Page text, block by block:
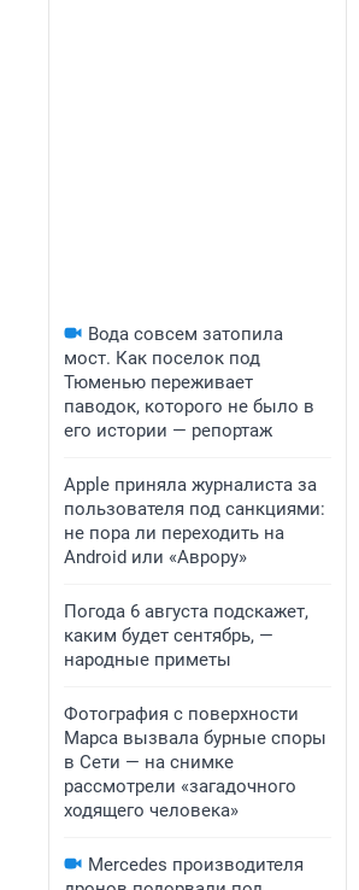
Вода совсем затопила
мост. Как поселок под
Тюменью переживает
паводок, которого не было в
его истории — репортаж
Apple приняла журналиста за
пользователя под санкциями:
не пора ли переходить на
Android или «Аврору»
Погода 6 августа подскажет,
каким будет сентябрь, —
народные приметы
Фотография с поверхности
Марса вызвала бурные споры
в Сети — на снимке
рассмотрели «загадочного
ходящего человека»
Mercedes производителя